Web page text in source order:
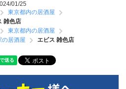
01/25
東京都内の居酒屋
雑色店
東京都内の居酒屋
の居酒屋 エビス 雑色店